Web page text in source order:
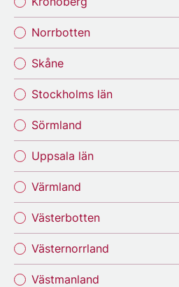
Norrbotten
Skåne
Stockholms län
Sörmland
Uppsala län
Värmland
Västerbotten
Västernorrland
Västmanland